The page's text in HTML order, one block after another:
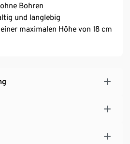
Bohren
und langlebig
maximalen Höhe von 18 cm